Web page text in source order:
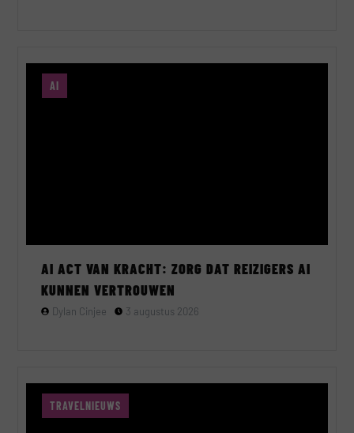
AI
AI ACT VAN KRACHT: ZORG DAT REIZIGERS AI
KUNNEN VERTROUWEN
Dylan Cinjee 3 augustus 2026
TRAVELNIEUWS